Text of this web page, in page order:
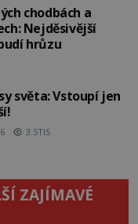
chodbách a
Nejděsivější
hrůzu
Vstoupí jen
3.5TIS
ZAJÍMAVÉ